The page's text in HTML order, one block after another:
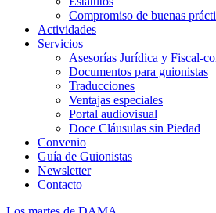
Compromiso de buenas
Actividades
Servicios
Asesorías Jurídica y Fiscal-
Documentos para guionistas
Traducciones
Ventajas especiales
Portal audiovisual
Doce Cláusulas sin Piedad
Convenio
Guía de Guionistas
Newsletter
Contacto